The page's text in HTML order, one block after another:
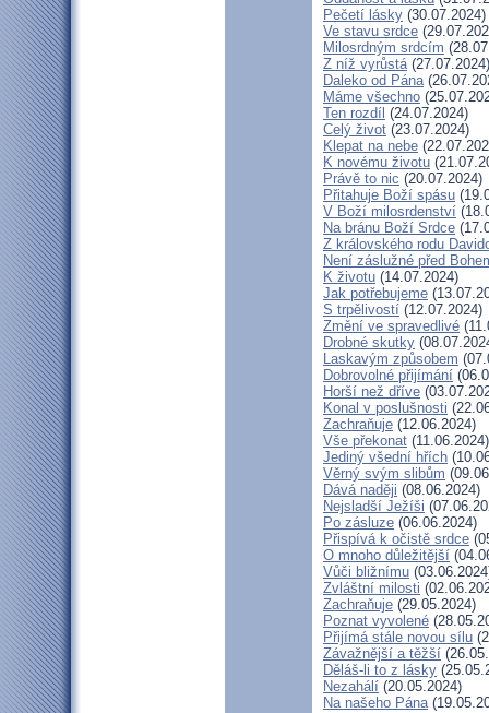
Pečetí lásky (30.07.2024)
Ve stavu srdce
Milosrdným srdcím
Z níž vyrůstá(27.07.2024)
Daleko od Pána
Máme všechno
Ten rozdíl (24.07.2024)
Celý život (23.07.2024)
Klepat na nebe
K novému životu
Právě to nic (20.07.2024)
Přitahuje Boží spásu
V Boží milosrdenství
Na bránu Boží Srdce
Z královského rodu
Není záslužné před
K životu (14.07.2024)
Jak potřebujeme
S trpělivostí (12.07.2024)
Změní ve spravedlivé
Drobné skutky
Laskavým způsobem
Dobrovolné přijímání
Horší než dříve
Konal v poslušnosti
Zachraňuje (12.06.2024)
Vše překonat (11.06.2024)
Jediný všední hřích
Věrný svým slibům
Dává naději (08.06.2024)
Nejsladší Ježíši
Po zásluze (06.06.2024)
Přispívá k očistě srdce
O mnoho důležitější
Vůči bližnímu
Zvláštní milosti
Zachraňuje (29.05.2024)
Poznat vyvolené
Přijímá stále novou sílu
Závažnější a těžší
Děláš-li to z lásky
Nezahálí (20.05.2024)
Na našeho Pána